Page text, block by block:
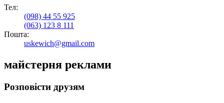
Тел:
(098) 44 55 925
(063) 123 8 111
Пошта:
uskewich@gmail.com
майстерня реклами
Розповісти друзям